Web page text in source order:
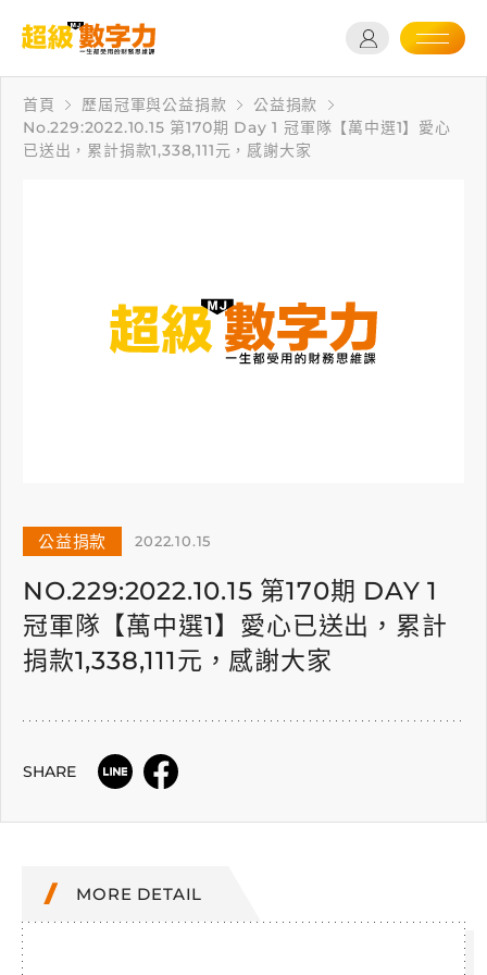
首頁 歷屆冠軍與公益捐款
公益捐款
No.229:2022.10.15 第170期 Day 1 冠軍隊【萬中選1】愛心
已送出，累計捐款1,338,111元，感謝大家
公益捐款 2022.10.15
NO.229:2022.10.15 第170期 DAY 1
冠軍隊【萬中選1】愛心已送出，累計
捐款1,338,111元，感謝大家
SHARE
MORE DETAIL